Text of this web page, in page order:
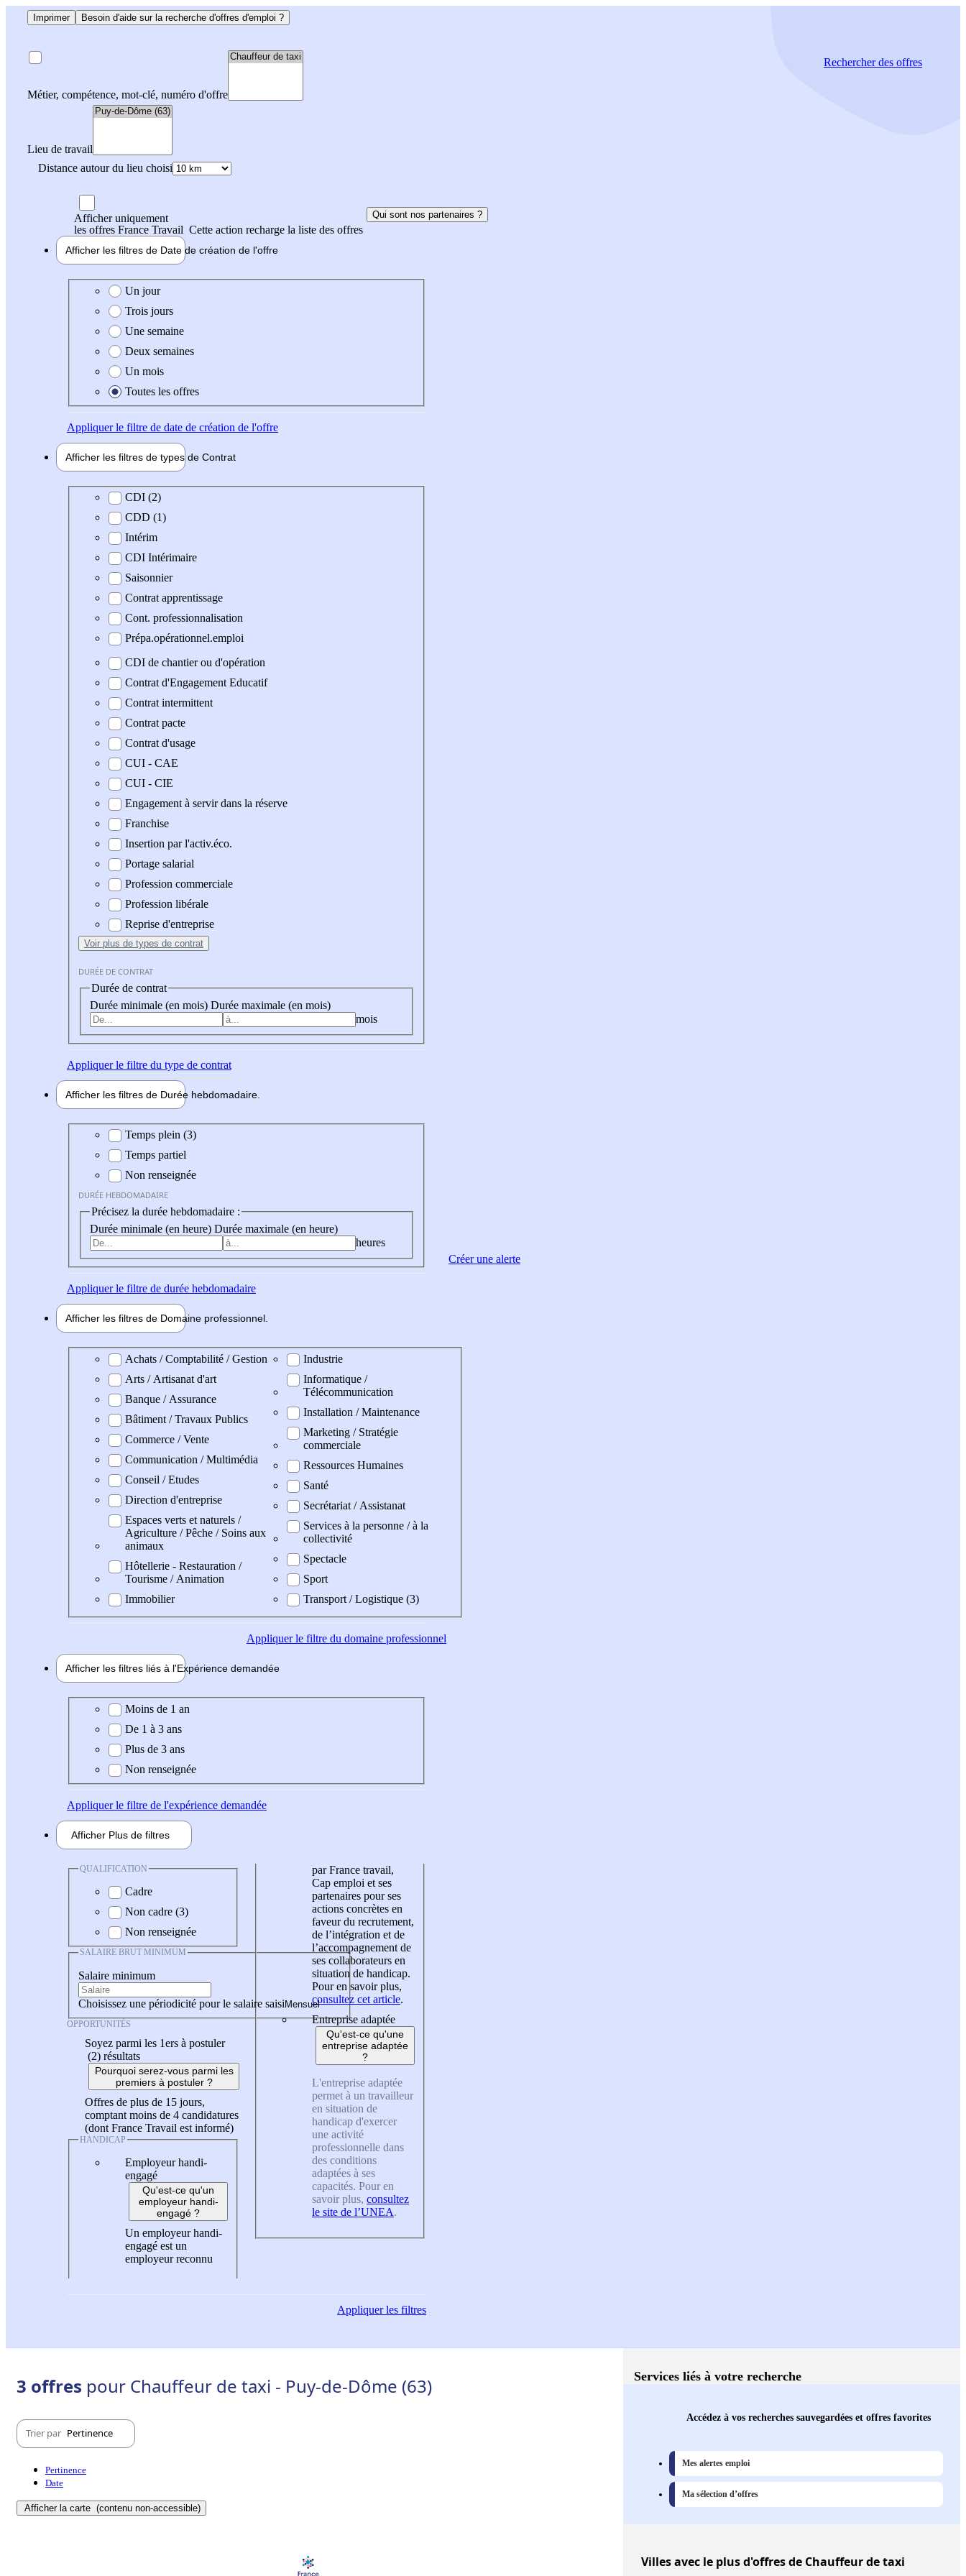
Imprimer Besoin d'aide sur la recherche d'offres d'emploi ?
Métier, compétence, mot-clé, numéro d'offre
Lieu de travail
Distance autour du lieu choisi
Rechercherdes offres
Afficher uniquement
les offres France Travail Cette action recharge la liste des offres
Qui sont nos partenaires ?
Afficher les filtres de Date de création de l'offre
Date de création de l'offre
Un jour
Trois jours
Une semaine
Deux semaines
Un mois
Toutes les offres
Appliquerle filtre de date de création de l'offre
Afficher les filtres de types de Contrat
Type de contrat
CDI (2)
CDD (1)
Intérim
CDI Intérimaire
Saisonnier
Contrat apprentissage
Cont. professionnalisation
Prépa.opérationnel.emploi
CDI de chantier ou d'opération
Contrat d'Engagement Educatif
Contrat intermittent
Contrat pacte
Contrat d'usage
CUI - CAE
CUI - CIE
Engagement à servir dans la réserve
Franchise
Insertion par l'activ.éco.
Portage salarial
Profession commerciale
Profession libérale
Reprise d'entreprise
Voir plus de types de contrat
DURÉE DE CONTRAT
Durée de contrat
Durée minimale (en mois) Durée maximale (en mois)
mois
Appliquerle filtre du type de contrat
Afficher les filtres de Durée hebdomadaire
Durée hebdomadaire
Temps plein (3)
Temps partiel
Non renseignée
DURÉE HEBDOMADAIRE
Précisez la durée hebdomadaire :
Durée minimale (en heure) Durée maximale (en heure)
heures
Appliquerle filtre de durée hebdomadaire
Afficher les filtres de Domaine professionnel
Domaine professionel
Achats / Comptabilité / Gestion
Arts / Artisanat d'art
Banque / Assurance
Bâtiment / Travaux Publics
Commerce / Vente
Communication / Multimédia
Conseil / Etudes
Direction d'entreprise
Espaces verts et naturels /
Agriculture / Pêche / Soins aux
animaux
Hôtellerie - Restauration /
Tourisme / Animation
Immobilier
Industrie
Informatique /
Télécommunication
Installation / Maintenance
Marketing / Stratégie
commerciale
Ressources Humaines
Santé
Secrétariat / Assistanat
Services à la personne / à la
collectivité
Spectacle
Sport
Transport / Logistique (3)
Appliquerle filtre du domaine professionnel
Afficher les filtres liés à l'Expérience demandée
Expérience demandée
Moins de 1 an
De 1 à 3 ans
Plus de 3 ans
Non renseignée
Appliquerle filtre de l'expérience demandée
Afficher Plus de filtres
QUALIFICATION
Cadre
Non cadre (3)
Non renseignée
SALAIRE BRUT MINIMUM
Salaire minimum
Choisissez une périodicité pour le salaire saisi
OPPORTUNITÉS
Soyez parmi les 1ers à postuler
(2) résultats
Pourquoi serez-vous parmi les
premiers à postuler ?
Offres de plus de 15 jours,
comptant moins de 4 candidatures
(dont France Travail est informé)
HANDICAP
Employeur handi-
engagé
Qu'est-ce qu'un
employeur handi-
engagé ?
Un employeur handi-
engagé est un
employeur reconnu
par France travail,
Cap emploi et ses
partenaires pour ses
actions concrètes en
faveur du recrutement,
de l’intégration et de
l’accompagnement de
ses collaborateurs en
situation de handicap.
Pour en savoir plus,
consultez cet article.
Entreprise adaptée
Qu'est-ce qu'une
entreprise adaptée
?
L'entreprise adaptée
permet à un travailleur
en situation de
handicap d'exercer
une activité
professionnelle dans
des conditions
adaptées à ses
capacités. Pour en
savoir plus, consultez
le site de l’UNEA.
Appliquerles filtres
Créer une alerte
3 offres pour Chauffeur de taxi - Puy-de-Dôme (63)
Trier par Pertinence
Pertinence
Date
Afficher la carte (contenu non-accessible)
Services liés à votre recherche
Accédez à vos recherches sauvegardées et offres favorites
Mes alertes emploi
Ma sélection d’offres
Villesavec le plus d'offres de Chauffeur de taxi